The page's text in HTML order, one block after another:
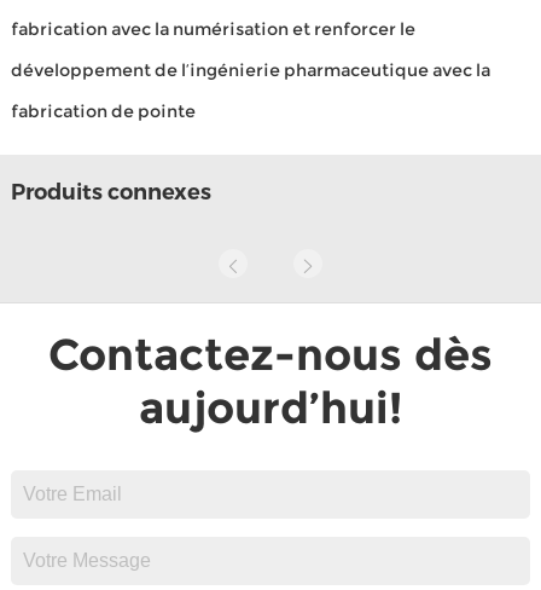
fabrication avec la numérisation et renforcer le
développement de l’ingénierie pharmaceutique avec la
fabrication de pointe
Produits connexes
Contactez-nous dès
aujourd’hui!